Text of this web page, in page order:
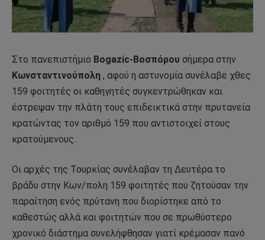
Στο πανεπιστήμιο Bogazic-Βοσπόρου σήμερα στην
Κωνσταντινούπολη , αφού η αστυνομία συνέλαβε χθες
159 φοιτητές οι καθηγητές συγκεντρώθηκαν και
έστρεψαν την πλάτη τους επιδεικτικά στην πρυτανεία
κρατώντας τον αριθμό 159 που αντιστοιχεί στους
κρατούμενους..
Οι αρχές της Τουρκίας συνέλαβαν τη Δευτέρα το
βράδυ στην Κων/πολη 159 φοιτητές που ζητούσαν την
παραίτηση ενός πρύτανη που διορίστηκε από το
καθεστώς αλλά και φοιτητών που σε πρωθύστερο
χρονικό διάστημα συνελήφθησαν γιατί κρέμασαν πανό